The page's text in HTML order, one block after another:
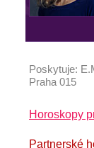
Poskytuje:
Praha 015
Horoskopy
Partnerské